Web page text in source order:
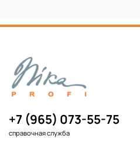
+7 (965) 073-55-75
справочная служба